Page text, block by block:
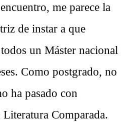
me parece la
de instar a que
un Máster nacional
Como postgrado, no
ha pasado con
Comparada.